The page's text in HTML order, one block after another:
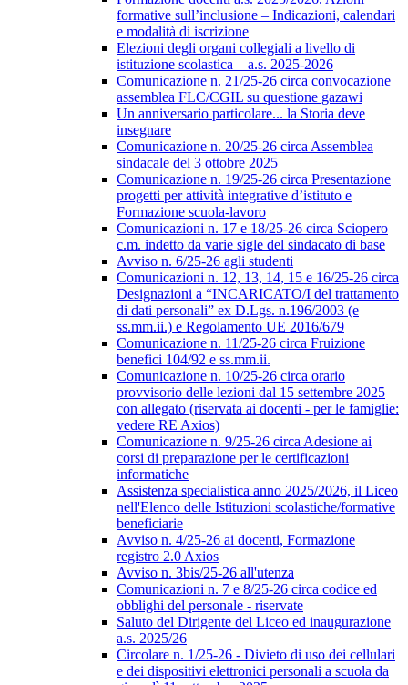
formative sull’inclusione – Indicazioni, calendari
e modalità di iscrizione
Elezioni degli organi collegiali a livello di
istituzione scolastica – a.s. 2025-2026
Comunicazione n. 21/25-26 circa convocazione
assemblea FLC/CGIL su questione gazawi
Un anniversario particolare... la Storia deve
insegnare
Comunicazione n. 20/25-26 circa Assemblea
sindacale del 3 ottobre 2025
Comunicazione n. 19/25-26 circa Presentazione
progetti per attività integrative d’istituto e
Formazione scuola-lavoro
Comunicazioni n. 17 e 18/25-26 circa Sciopero
c.m. indetto da varie sigle del sindacato di base
Avviso n. 6/25-26 agli studenti
Comunicazioni n. 12, 13, 14, 15 e 16/25-26 circa
Designazioni a “INCARICATO/I del trattamento
di dati personali” ex D.Lgs. n.196/2003 (e
ss.mm.ii.) e Regolamento UE 2016/679
Comunicazione n. 11/25-26 circa Fruizione
benefici 104/92 e ss.mm.ii.
Comunicazione n. 10/25-26 circa orario
provvisorio delle lezioni dal 15 settembre 2025
con allegato (riservata ai docenti - per le famiglie:
vedere RE Axios)
Comunicazione n. 9/25-26 circa Adesione ai
corsi di preparazione per le certificazioni
informatiche
Assistenza specialistica anno 2025/2026, il Liceo
nell'Elenco delle Istituzioni scolastiche/formative
beneficiarie
Avviso n. 4/25-26 ai docenti, Formazione
registro 2.0 Axios
Avviso n. 3bis/25-26 all'utenza
Comunicazioni n. 7 e 8/25-26 circa codice ed
obblighi del personale - riservate
Saluto del Dirigente del Liceo ed inaugurazione
a.s. 2025/26
Circolare n. 1/25-26 - Divieto di uso dei cellulari
e dei dispositivi elettronici personali a scuola da